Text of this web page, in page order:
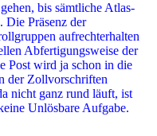
bis sämtliche Atlas-
Die Präsenz der
aufrechterhalten
Abfertigungsweise der
Post wird ja schon in die
der Zollvorschriften
nicht ganz rund läuft, ist
Unlösbare Aufgabe.